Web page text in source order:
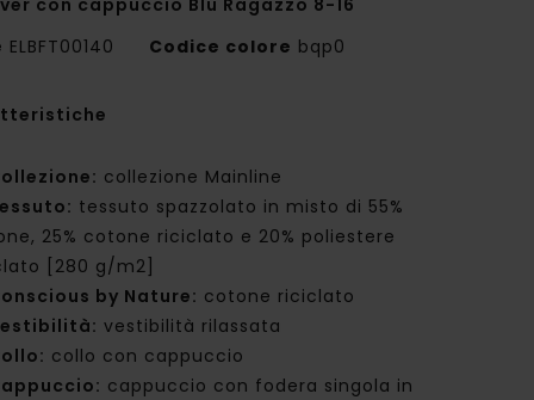
con cappuccio Blu Ragazzo 8-16
ELBFT00140 Codice colore bqp0
collezione Mainline
tessuto spazzolato in misto di 55%
25% cotone riciclato e 20% poliestere
[280 g/m2]
by Nature: cotone riciclato
vestibilità rilassata
collo con cappuccio
cappuccio con fodera singola in